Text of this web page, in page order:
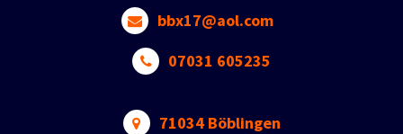
bbx17@aol.com
07031 605235
71034 Böblingen